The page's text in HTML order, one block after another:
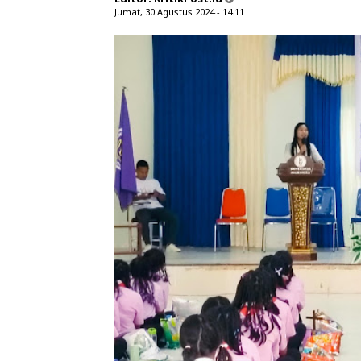
Jumat, 30 Agustus 2024 - 14.11